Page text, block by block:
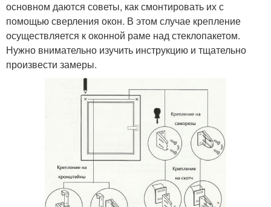
основном даются советы, как смонтировать их с
помощью сверления окон. В этом случае крепление
осуществляется к оконной раме над стеклопакетом.
Нужно внимательно изучить инструкцию и тщательно
произвести замеры.